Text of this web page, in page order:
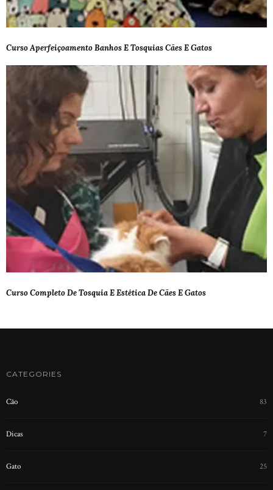
Curso Aperfeiçoamento Banhos E Tosquias Cães E Gatos
Curso Completo De Tosquia E Estética De Cães E Gatos
CATEGORIES
Cão 83
Dicas 7
Gato 25